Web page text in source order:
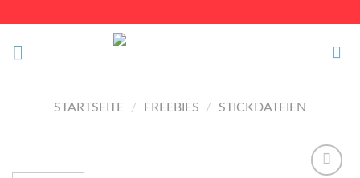
content
STARTSEITE / FREEBIES / STICKDATEIEN